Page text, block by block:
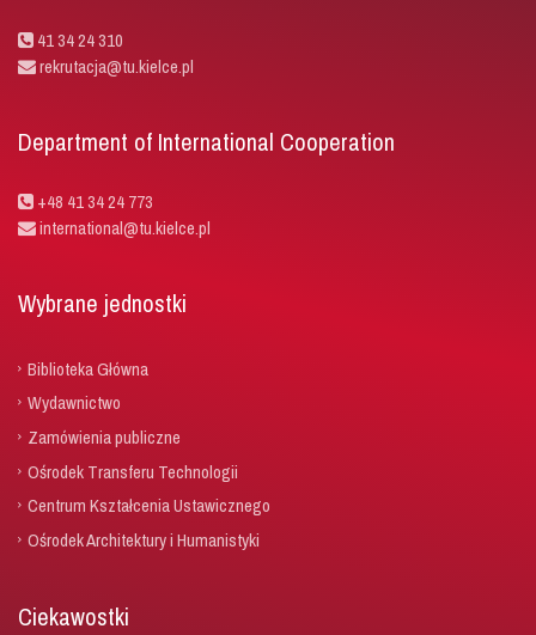
41 34 24 310
rekrutacja@tu.kielce.pl
Department of International Cooperation
+48 41 34 24 773
international@tu.kielce.pl
Wybrane jednostki
Biblioteka Główna
Wydawnictwo
Zamówienia publiczne
Ośrodek Transferu Technologii
Centrum Kształcenia Ustawicznego
Ośrodek Architektury i Humanistyki
Ciekawostki